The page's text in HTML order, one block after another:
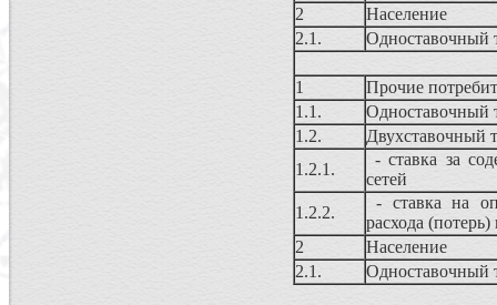
2
Население
2.1.
Одноставочный
1
Прочие
1.1.
Одноставочный
1.2.
Двухставочный
1.2.1.
- ставка за
сетей
1.2.2.
- ставка на
расхода (потерь)
2
Население
2.1.
Одноставочный